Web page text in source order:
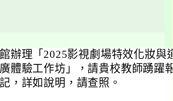
辦理「2025影視劇場特效化妝與道
體驗工作坊」，請貴校教師踴躍報
，詳如說明，請查照。